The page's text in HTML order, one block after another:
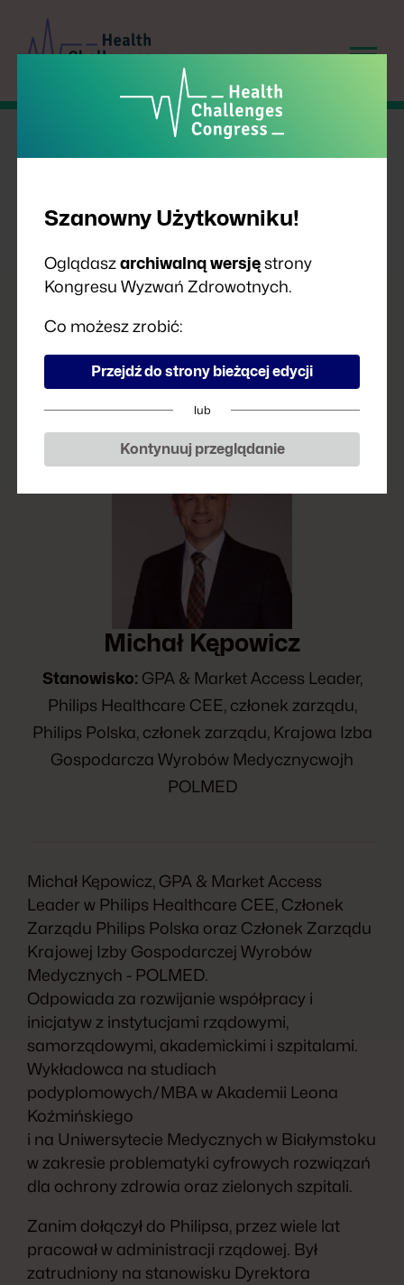
Michał Kępowicz
Stanowisko:GPA & Market Access Leader,
Philips Healthcare CEE, członek zarządu,
Philips Polska, członek zarządu, Krajowa Izba
Gospodarcza Wyrobów Medycznycwojh
POLMED
Michał Kępowicz, GPA & Market Access
Leader w Philips Healthcare CEE, Członek
Zarządu Philips Polska oraz Członek Zarządu
Krajowej Izby Gospodarczej Wyrobów
Medycznych - POLMED.
Odpowiada za rozwijanie współpracy i
inicjatyw z instytucjami rządowymi,
samorządowymi, akademickimi i szpitalami.
Wykładowca na studiach
podyplomowych/MBA w Akademii Leona
Koźmińskiego
i na Uniwersytecie Medycznych w Białymstoku
w zakresie problematyki cyfrowych rozwiązań
dla ochrony zdrowia oraz zielonych szpitali.
Zanim dołączył do Philipsa, przez wiele lat
pracował w administracji rządowej. Był
zatrudniony na stanowisku Dyrektora
Szanowny Użytkowniku!
Oglądaszarchiwalną wersjęstrony
Kongresu Wyzwań Zdrowotnych.
Co możesz zrobić:
Przejdź do strony bieżącej edycji
lub
Kontynuuj przeglądanie